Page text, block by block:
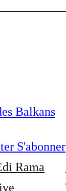
Balkans
S'abonner
Rama